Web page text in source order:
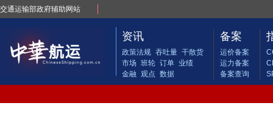
交通运输部政府辅助网站
资讯
政策法规 吞吐量 干散货
市场 班轮 订单 业绩
金融 观点 数据
备案
运价备案
运力备案
备案查询